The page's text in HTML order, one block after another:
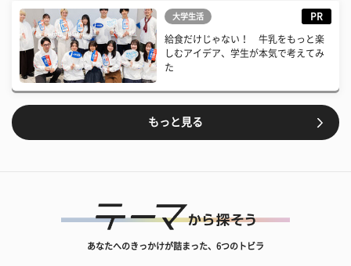
大学生活 PR
給食だけじゃない！ 牛乳をもっと楽
しむアイデア、学生が本気で考えてみ
た
もっと見る
あなたへのきっかけが詰まった、6つのトビラ